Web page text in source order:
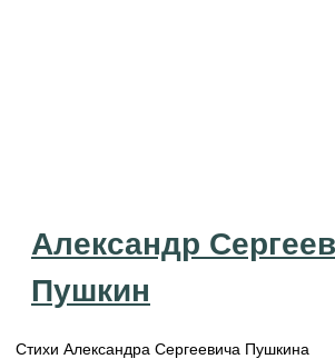
Александр
Пушкин
Стихи Александра Сергеевича Пушкина